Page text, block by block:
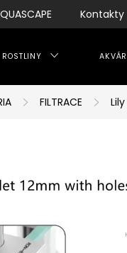
Kontakty
ROSTLINY
FILTRACE